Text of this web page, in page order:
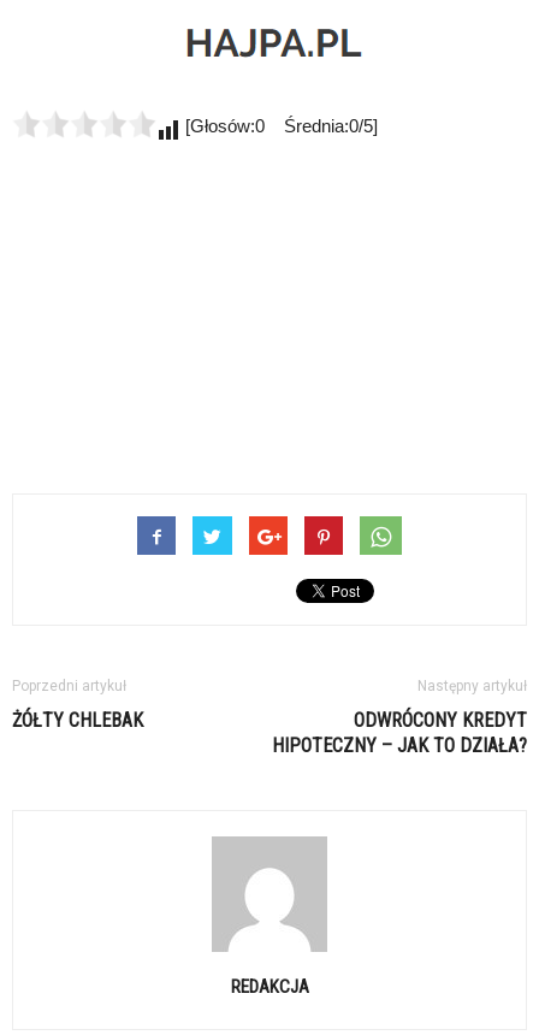
[Głosów:0 Średnia:0/5]
Poprzedni artykuł
ŻÓŁTY CHLEBAK
Następny artykuł
ODWRÓCONY KREDYT
HIPOTECZNY – JAK TO DZIAŁA?
REDAKCJA